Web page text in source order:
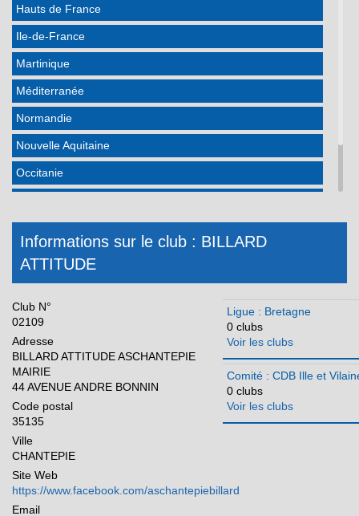
Hauts de France
Ile-de-France
Martinique
Méditerranée
Normandie
Nouvelle Aquitaine
Occitanie
Informations sur le club : BILLARD
ATTITUDE
Club N°
02109
Adresse
BILLARD ATTITUDE ASCHANTEPIE
MAIRIE
44 AVENUE ANDRE BONNIN
Code postal
35135
Ville
CHANTEPIE
Site Web
https://www.facebook.com/aschantepiebillard
Email
Ligue : Bretagne
0 clubs
Voir les clubs
Comité : CDB Ille et
0 clubs
Voir les clubs